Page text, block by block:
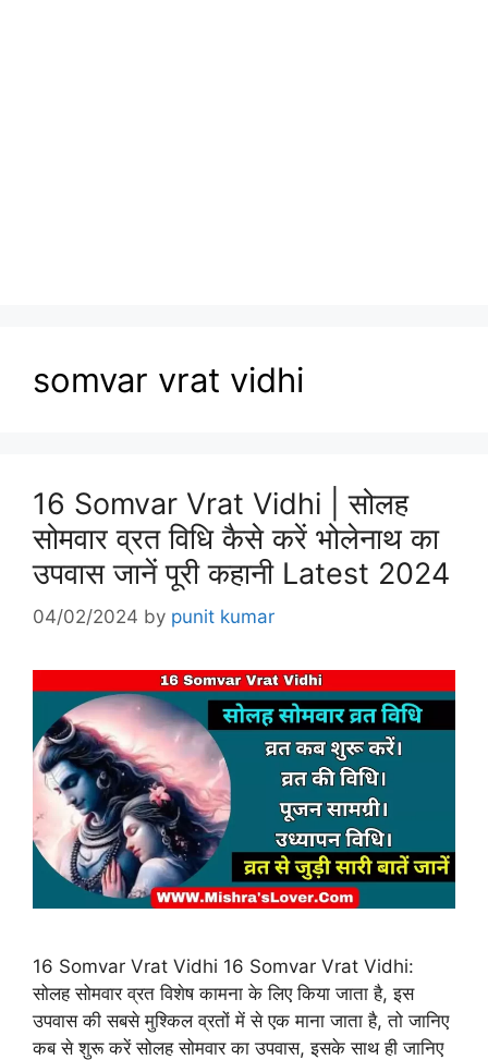
somvar vrat vidhi
16 Somvar Vrat Vidhi | सोलह
सोमवार व्रत विधि कैसे करें भोलेनाथ का
उपवास जानें पूरी कहानी Latest 2024
04/02/2024 by punit kumar
16 Somvar Vrat Vidhi 16 Somvar Vrat Vidhi:
सोलह सोमवार व्रत विशेष कामना के लिए किया जाता है, इस
उपवास की सबसे मुश्किल व्रतों में से एक माना जाता है, तो जानिए
कब से शुरू करें सोलह सोमवार का उपवास, इसके साथ ही जानिए